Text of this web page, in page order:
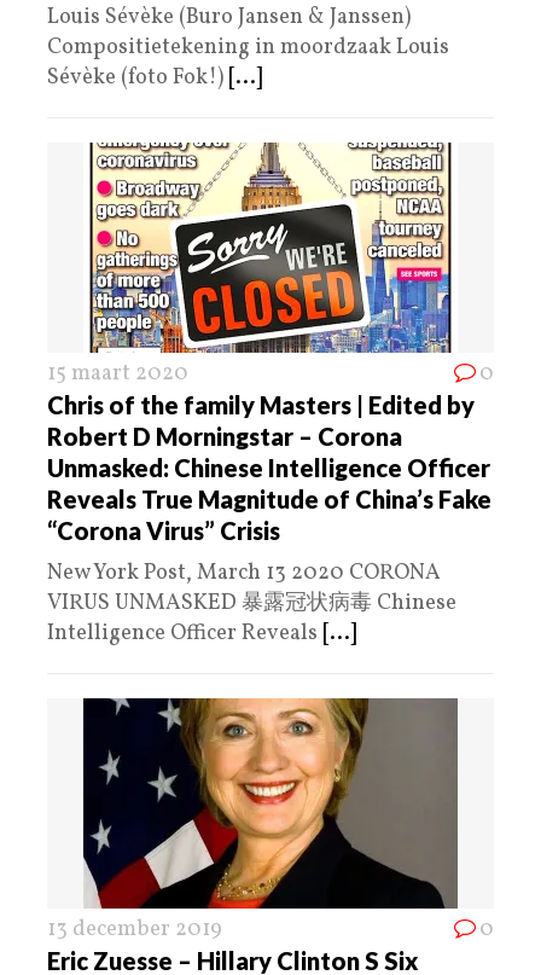
Louis Sévèke (Buro Jansen & Janssen)
Compositietekening in moordzaak Louis
Sévèke (foto Fok!) [...]
15 maart 2020 0
Chris of the family Masters | Edited by
Robert D Morningstar – Corona
Unmasked: Chinese Intelligence Officer
Reveals True Magnitude of China’s Fake
“Corona Virus” Crisis
New York Post, March 13 2020 CORONA
VIRUS UNMASKED 暴露冠状病毒 Chinese
Intelligence Officer Reveals [...]
13 december 2019 0
Eric Zuesse – Hillary Clinton S Six